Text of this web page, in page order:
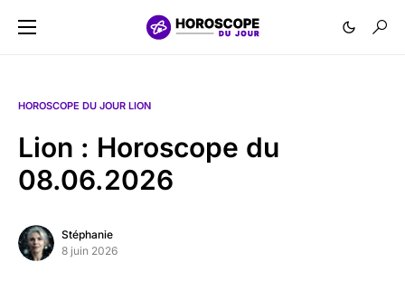
HOROSCOPE DU JOUR LION
Lion : Horoscope du
08.06.2026
Stéphanie
8 juin 2026